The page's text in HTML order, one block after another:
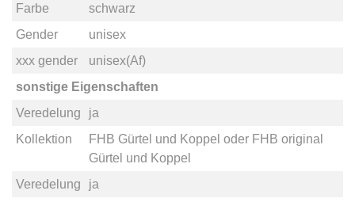
Farbe
schwarz
Gender
unisex
xxx gender
unisex(Af)
sonstige Eigenschaften
Veredelung
ja
Kollektion
FHB Gürtel und Koppel oder FHB original
Gürtel und Koppel
Veredelung
ja